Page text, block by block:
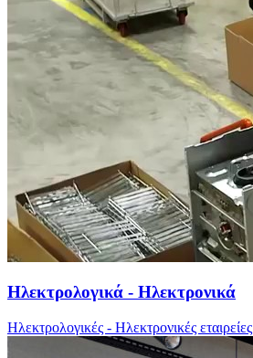
Ηλεκτρολογικά - Ηλεκτρονικά
Ηλεκτρολογικές - Ηλεκτρονικές εταιρείες